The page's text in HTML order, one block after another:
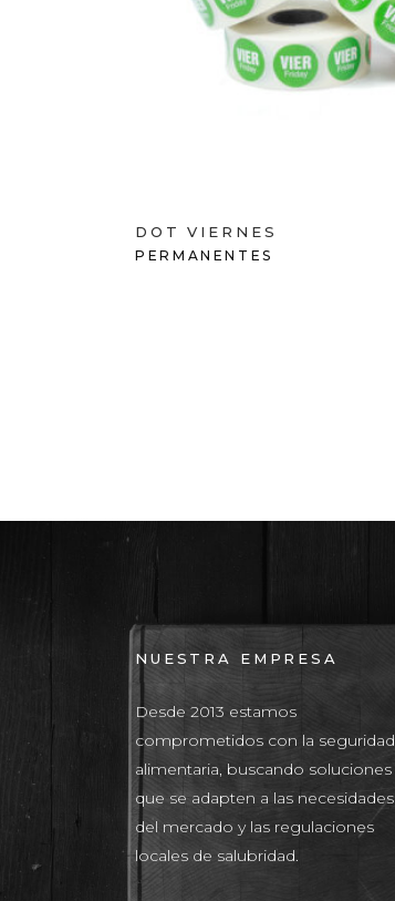
ADD TO CART
DOT VIERNES
PERMANENTES
NUESTRA EMPRESA
Desde 2013 estamos
comprometidos con la seguridad
alimentaria, buscando soluciones
que se adapten a las necesidades
del mercado y las regulaciones
locales de salubridad.